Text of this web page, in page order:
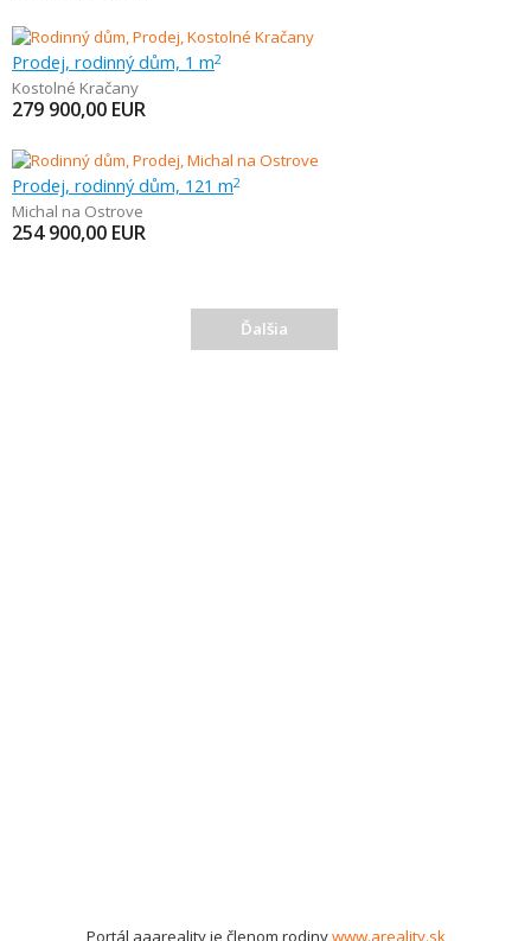
Prodej, rodinný dům, 1 m2
Kostolné Kračany
279 900,00 EUR
Prodej, rodinný dům, 121 m2
Michal na Ostrove
254 900,00 EUR
Ďalšia
Portál aaareality je členom rodinywww.areality.sk